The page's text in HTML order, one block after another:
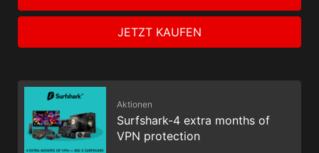
JETZT KAUFEN
Aktionen
VPN protection